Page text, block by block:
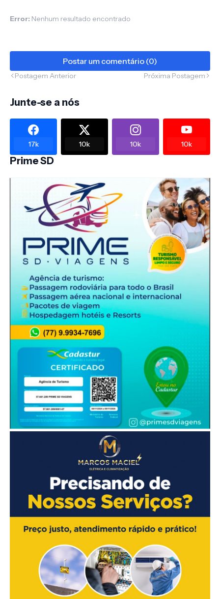
Error: Nenhum resultado encontrado
Postar um comentário (0)
Postagem Anterior Próxima Postagem
Junte-se a nós
17k 10k 10k 10k
Prime SD